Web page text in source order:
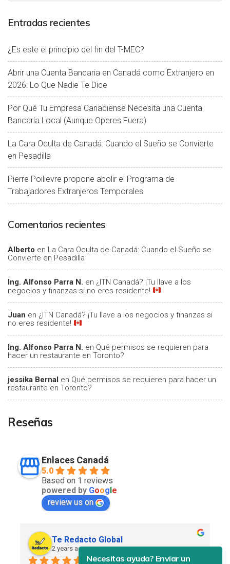
Entradas recientes
¿Es este el principio del fin del T-MEC?
Abrir una Cuenta Bancaria en Canadá como Extranjero en
2026: Lo Que Nadie Te Dice
Por Qué Tu Empresa Canadiense Necesita una Cuenta
Bancaria Local (Aunque Operes Fuera)
La Cara Oculta de Canadá: Cuando el Sueño se Convierte
en Pesadilla
Pierre Poilievre propone abolir el Programa de
Trabajadores Extranjeros Temporales
Comentarios recientes
Alberto en La Cara Oculta de Canadá: Cuando el Sueño se
Convierte en Pesadilla
Ing. Alfonso Parra N. en ¿ITN Canadá? ¡Tu llave a los
negocios y finanzas si no eres residente!
Juan en ¿ITN Canadá? ¡Tu llave a los negocios y finanzas si
no eres residente!
Ing. Alfonso Parra N. en Qué permisos se requieren para
hacer un restaurante en Toronto?
jessika Bernal en Qué permisos se requieren para hacer un
restaurante en Toronto?
Reseñas
Enlaces Canadá
5.0
Based on 1 reviews
powered by Google
review us on
Te Redacto Global
2 years ago
Necesitas ayuda? Enviar un